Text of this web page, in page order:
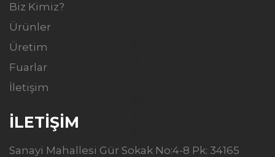
Biz Kimiz?
Ürünler
Üretim
Fuarlar
İletişim
İLETİŞİM
Sanayi Mahallesi Gür Sokak No:4-8 Pk: 34165